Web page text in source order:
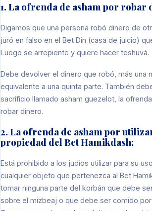
1. La ofrenda de asham por robar
Digamos que una persona robó dinero de
juró en falso en el Bet Din (casa de juicio)
Luego se arrepiente y quiere hacer teshuvá.
Debe devolver el dinero que robó, más una
equivalente a una quinta parte. También
sacrificio llamado asham guezelot, la
robar dinero.
2. La ofrenda de asham por
propiedad del Bet Hamikdash:
Está prohibido a los judíos utilizar para su
cualquier objeto que pertenezca al Bet
tomar ninguna parte del korbán que debe
sobre el mizbeaj o que debe ser comido por